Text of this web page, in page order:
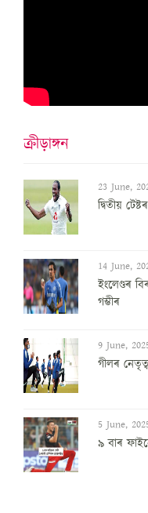
ক্ৰীড়াঙ্গন
23 June,
দ্বিতীয়
14 June,
ইংলেণ্ডৰ
গম্ভীৰ
9 June,
গীলৰ
5 June,
৯ বাৰ